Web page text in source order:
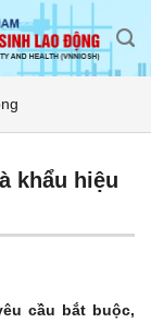
khẩu hiệu
cầu bắt buộc,